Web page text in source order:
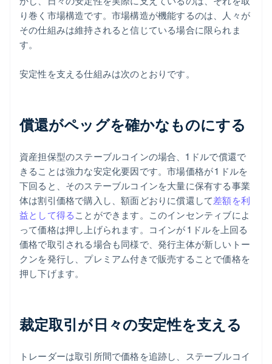
り巻く市場構造です。市場構造が機能するのは、人々が
その仕組みは維持されると信じている場合に限られま
す。
安定性を支える仕組みは次のとおりです。
償還がペッグを確かなものにする
資産担保型のステーブルコインの場合、1 ドルで償還で
きることは強力な安定化要因です。市場価格が 1 ドルを
下回ると、そのステーブルコインを大量に保有する事業
体は割引価格で購入し、額面どおりに償還して差額を利
益として得る ことができます。このインセンティブによ
って価格は押し上げられます。コインが 1 ドルを上回る
価格で取引される場合も同様で、発行主体が新しいトー
クンを発行し、プレミアム付きで販売することで価格を
押し下げます。
裁定取引が日々の安定性を支える
トレーダーは取引所間で価格を追跡し、ステーブルコイ